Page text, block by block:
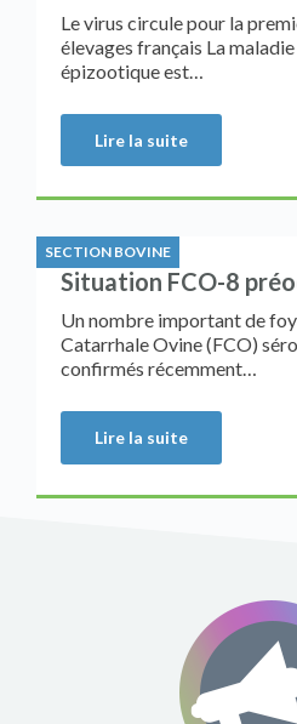
Le virus circule pour la
élevages français La
épizootique est…
Lire la suite
SECTION BOVINE
Situation FCO-8
Un nombre important de
Catarrhale Ovine (FCO)
confirmés récemment…
Lire la suite